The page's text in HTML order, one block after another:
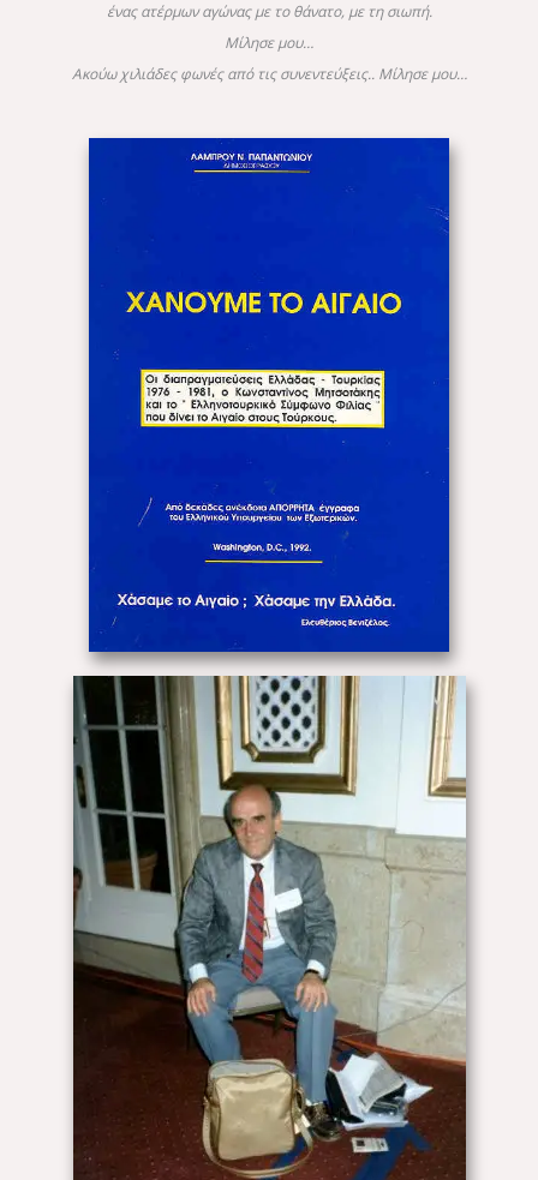
ένας ατέρμων αγώνας με το θάνατο, με τη σιωπή.
Μίλησε μου…
Ακούω χιλιάδες φωνές από τις συνεντεύξεις.. Μίλησε μου…